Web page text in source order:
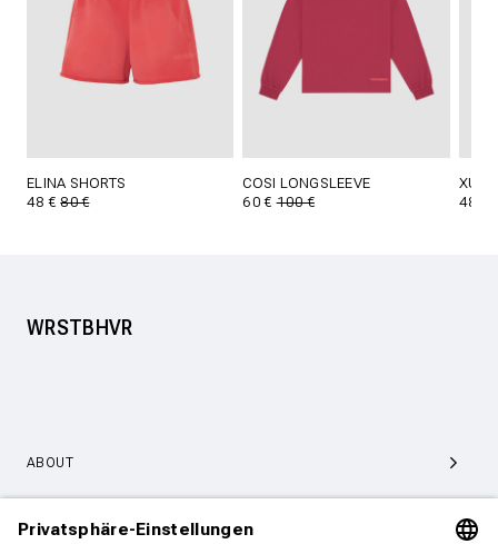
ELINA SHORTS
48 €80 €
COSI LONGSLEEVE
60 €100 €
XURI
48 €
WRSTBHVR
ABOUT
SERVICE & SUPPORT